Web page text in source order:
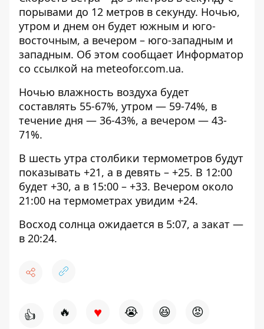
порывами до 12 метров в секунду. Ночью,
утром и днем ​​он будет южным и юго-
восточным, а вечером – юго-западным и
западным. Об этом сообщает Информатор
со ссылкой на meteofor.com.ua.
Ночью влажность воздуха будет
составлять 55-67%, утром — 59-74%, в
течение дня — 36-43%, а вечером — 43-
71%.
В шесть утра столбики термометров будут
показывать +21, а в девять – +25. В 12:00
будет +30, а в 15:00 – +33. Вечером около
21:00 на термометрах увидим +24.
Восход солнца ожидается в 5:07, а закат —
в 20:24.
👍 🔥 ♥ 😭 😆 😡